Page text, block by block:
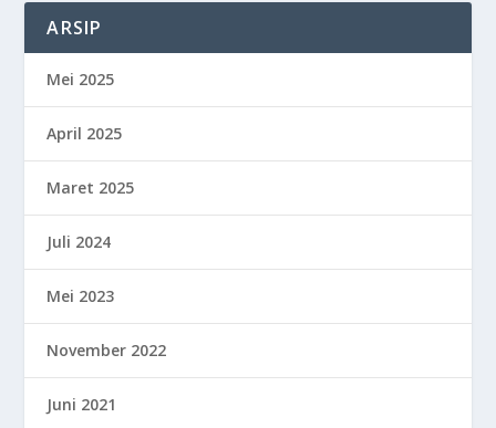
ARSIP
Mei 2025
April 2025
Maret 2025
Juli 2024
Mei 2023
November 2022
Juni 2021